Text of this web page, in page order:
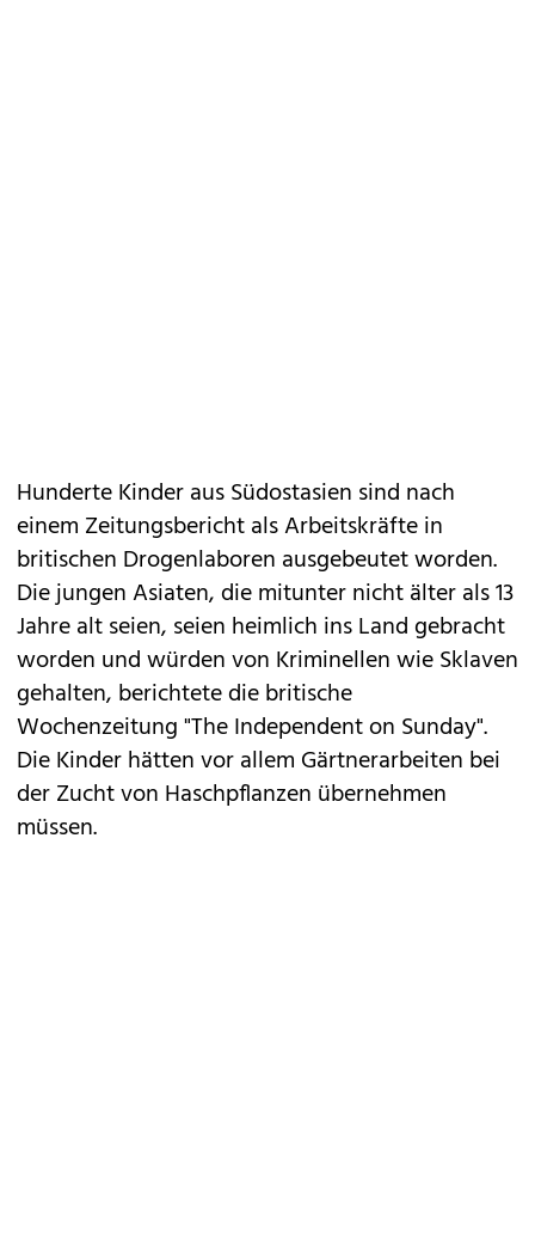
Hunderte Kinder aus Südostasien sind nach
einem Zeitungsbericht als Arbeitskräfte in
britischen Drogenlaboren ausgebeutet worden.
Die jungen Asiaten, die mitunter nicht älter als 13
Jahre alt seien, seien heimlich ins Land gebracht
worden und würden von Kriminellen wie Sklaven
gehalten, berichtete die britische
Wochenzeitung "The Independent on Sunday".
Die Kinder hätten vor allem Gärtnerarbeiten bei
der Zucht von Haschpflanzen übernehmen
müssen.